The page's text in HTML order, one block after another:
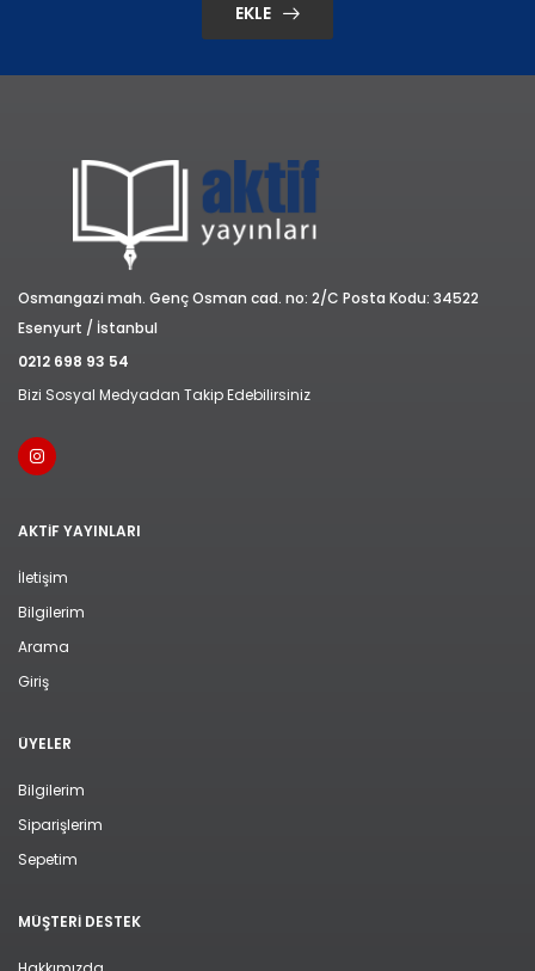
EKLE
Osmangazi mah. Genç Osman cad. no: 2/C Posta Kodu: 34522
Esenyurt / İstanbul
0212 698 93 54
Bizi Sosyal Medyadan Takip Edebilirsiniz
AKTIF YAYINLARI
İletişim
Bilgilerim
Arama
Giriş
ÜYELER
Bilgilerim
Siparişlerim
Sepetim
MÜŞTERI DESTEK